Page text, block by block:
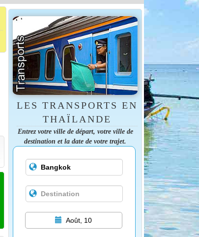
LES TRANSPORTS EN
THAÏLANDE
Entrez votre ville de départ, votre ville de
destination et la date de votre trajet.
Août, 10